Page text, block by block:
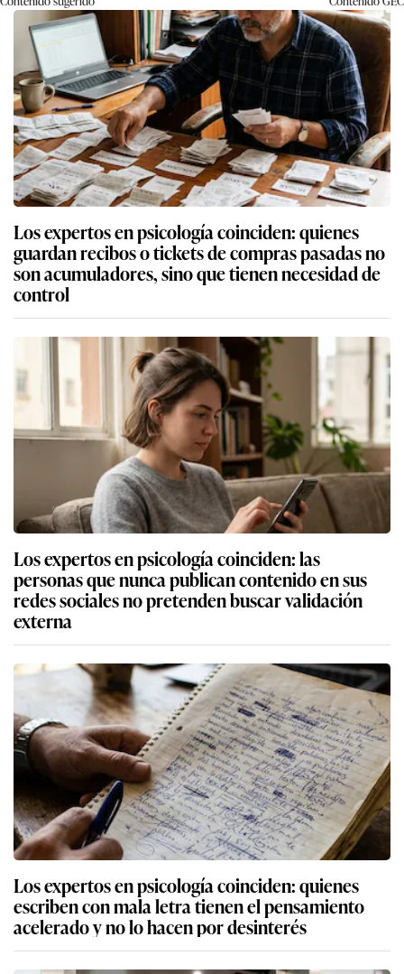
Los expertos en psicología coinciden: quienes
guardan recibos o tickets de compras pasadas no
son acumuladores, sino que tienen necesidad de
control
Los expertos en psicología coinciden: las
personas que nunca publican contenido en sus
redes sociales no pretenden buscar validación
externa
Los expertos en psicología coinciden: quienes
escriben con mala letra tienen el pensamiento
acelerado y no lo hacen por desinterés